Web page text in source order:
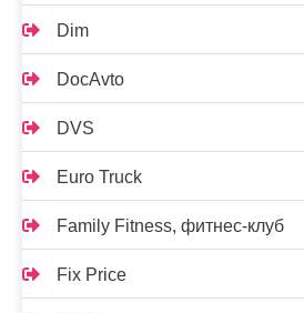
Dim
DocAvto
DVS
Euro Truck
Family Fitness, фитнес-клуб
Fix Price